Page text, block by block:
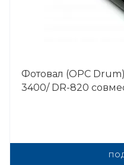
Фотовал (OPC
3400/ DR-820